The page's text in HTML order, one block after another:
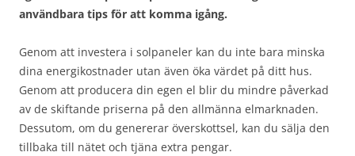
användbara tips för att komma igång.
Genom att investera i solpaneler kan du inte bara minska
dina energikostnader utan även öka värdet på ditt hus.
Genom att producera din egen el blir du mindre påverkad
av de skiftande priserna på den allmänna elmarknaden.
Dessutom, om du genererar överskottsel, kan du sälja den
tillbaka till nätet och tjäna extra pengar.